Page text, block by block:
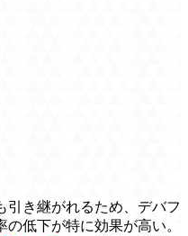
引き継がれるため、デバフ
低下が特に効果が高い。